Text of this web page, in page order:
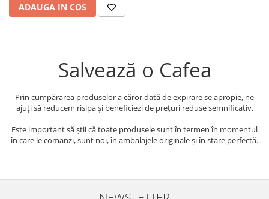
ADAUGA IN COS
Salvează o Cafea
Prin cumpărarea produselor a căror dată de expirare se apropie, ne
ajuți să reducem risipa și beneficiezi de prețuri reduse semnificativ.
Este important să știi că toate produsele sunt în termen în momentul
în care le comanzi, sunt noi, în ambalajele originale și în stare perfectă.